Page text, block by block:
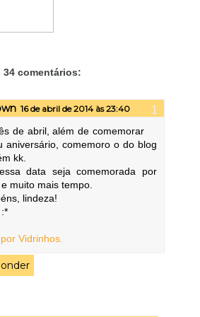
34 comentários:
16 de abril de 2014 às 23:40
de abril, além de comemorar
aniversário, comemoro o do blog
kk.
data seja comemorada por
muito mais tempo.
lindeza!
Vidrinhos.